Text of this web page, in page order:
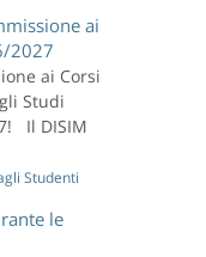
ai
2027
ai Corsi
Studi
Il DISIM
Studenti
le